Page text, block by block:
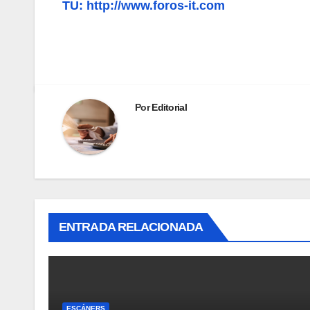
TU: http://www.foros-it.com
PorEditorial
ENTRADA RELACIONADA
ESCÁNERS